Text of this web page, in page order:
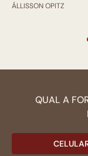
ÁLLISSON OPITZ
QUAL A